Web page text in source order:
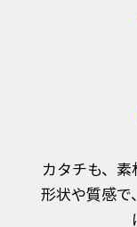
カタチも、
形状や質感